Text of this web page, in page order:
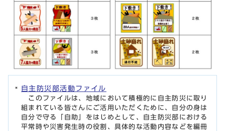
自主防災部活動ファイル
このファイルは、地域において積極的に自主防災に取り
組まれている皆さんにご活用いただくために、自分の身は
自分で守る「自助」をはじめとして、自主防災部における
平常時や災害発生時の役割、具体的な活動内容などを編冊